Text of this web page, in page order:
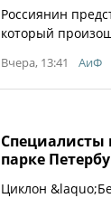
Россиянин
который
Вчера, 13:41 АиФ
Специалисты
парке
Циклон